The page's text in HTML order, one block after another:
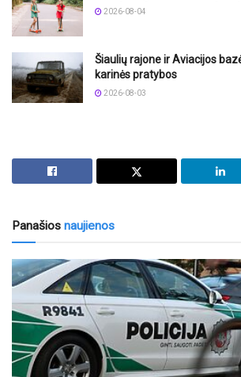
2026-08-04
Šiaulių rajone ir Aviacijos
karinės pratybos
2026-08-03
Panašios naujienos